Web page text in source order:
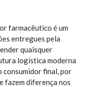
farmacêutico é um
entregues pela
quaisquer
logística moderna
consumidor final, por
fazem diferença nos